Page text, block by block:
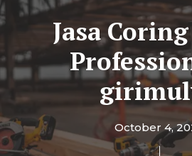
Jasa
October 4,